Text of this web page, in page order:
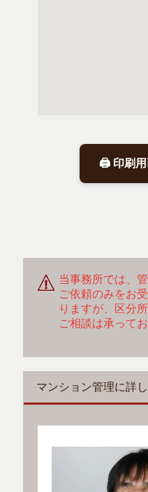
🖨 印刷用
当事務所では、
ご依頼のみをお
りますが、区分
ご相談は承って
マンション管理に詳